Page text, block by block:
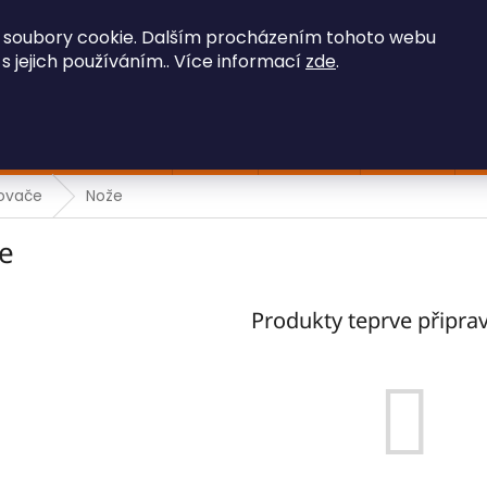
cookie. Dalším procházením tohoto webu
jejich používáním.. Více informací zde.
Nože
Produkty teprve